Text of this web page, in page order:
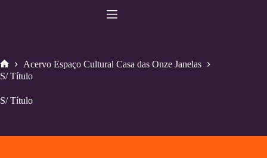
Home
Acervo Espaço Cultural Casa das Onze Janelas
S/ Título
S/ Título